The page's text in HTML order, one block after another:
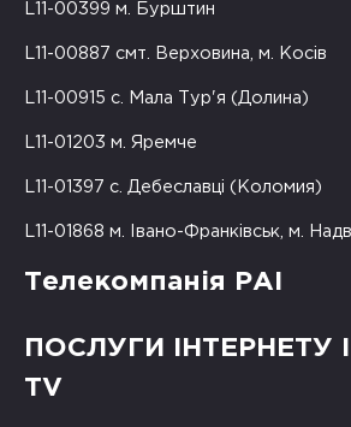
L11-00399 м. Бурштин
L11-00887 смт. Верховина, м. Косів
L11-00915 с. Мала Тур'я (Долина)
L11-01203 м. Яремче
L11-01397 с. Дебеславці (Коломия)
L11-01868 м. Івано-Франківськ, м.
Телекомпанія РАІ
ПОСЛУГИ ІНТЕРНЕТУ
TV